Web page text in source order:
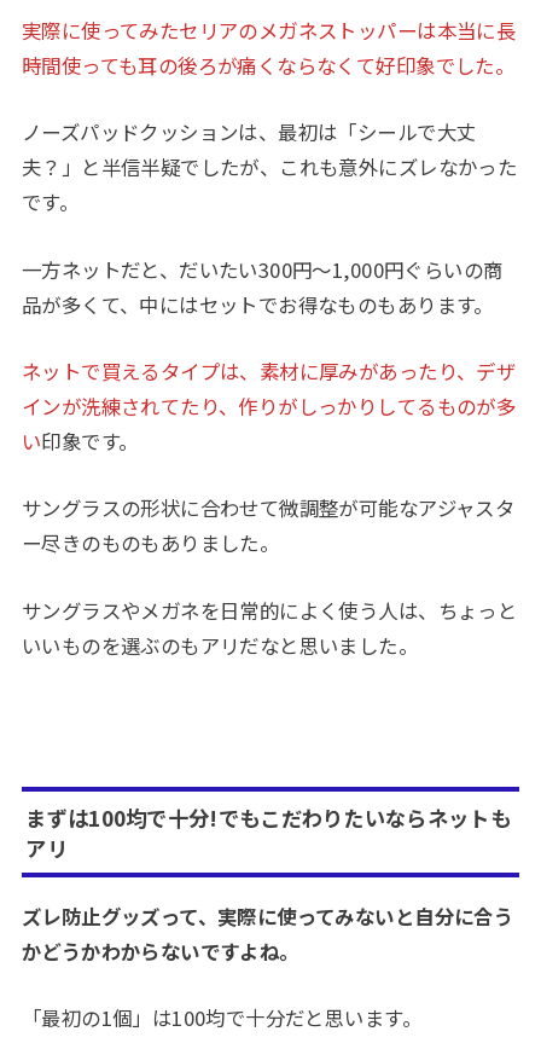
実際に使ってみたセリアのメガネストッパーは本当に長
時間使っても耳の後ろが痛くならなくて好印象でした。
ノーズパッドクッションは、最初は「シールで大丈
夫？」と半信半疑でしたが、これも意外にズレなかった
です。
一方ネットだと、だいたい300円〜1,000円ぐらいの商
品が多くて、中にはセットでお得なものもあります。
ネットで買えるタイプは、素材に厚みがあったり、デザ
インが洗練されてたり、作りがしっかりしてるものが多
い印象です。
サングラスの形状に合わせて微調整が可能なアジャスタ
ー尽きのものもありました。
サングラスやメガネを日常的によく使う人は、ちょっと
いいものを選ぶのもアリだなと思いました。
まずは100均で十分!でもこだわりたいならネットも
アリ
ズレ防止グッズって、実際に使ってみないと自分に合う
かどうかわからないですよね。
「最初の1個」は100均で十分だと思います。